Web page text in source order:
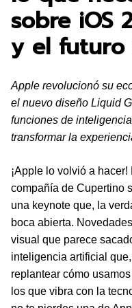
sobre iOS
y el
Apple revolucionó su
el nuevo diseño Liquid
funciones de
transformar la
¡Apple lo volvió a
compañía de Cupertino
una keynote que, la
boca abierta.
visual que parece
inteligencia artificial
replantear cómo
los que vibra con la